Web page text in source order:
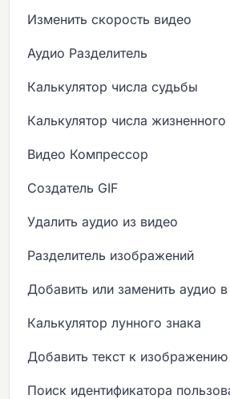
Изменить скорость видео
Аудио Разделитель
Калькулятор числа судьбы
Калькулятор числа жизненного
Видео Компрессор
Создатель GIF
Удалить аудио из видео
Разделитель изображений
Добавить или заменить аудио
Калькулятор лунного знака
Добавить текст к изображению
Поиск идентификатора